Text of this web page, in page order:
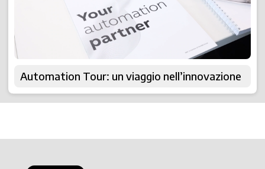
Automation Tour: un viaggio nell’innovazione